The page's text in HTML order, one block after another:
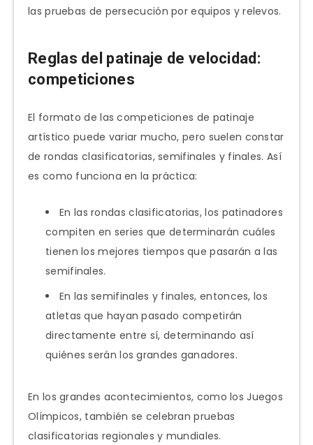
las pruebas de persecución por equipos y relevos.
Reglas del patinaje de velocidad:
competiciones
El formato de las competiciones de patinaje
artístico puede variar mucho, pero suelen constar
de rondas clasificatorias, semifinales y finales. Así
es como funciona en la práctica:
En las rondas clasificatorias, los patinadores
compiten en series que determinarán cuáles
tienen los mejores tiempos que pasarán a las
semifinales.
En las semifinales y finales, entonces, los
atletas que hayan pasado competirán
directamente entre sí, determinando así
quiénes serán los grandes ganadores.
En los grandes acontecimientos, como los Juegos
Olímpicos, también se celebran pruebas
clasificatorias regionales y mundiales.